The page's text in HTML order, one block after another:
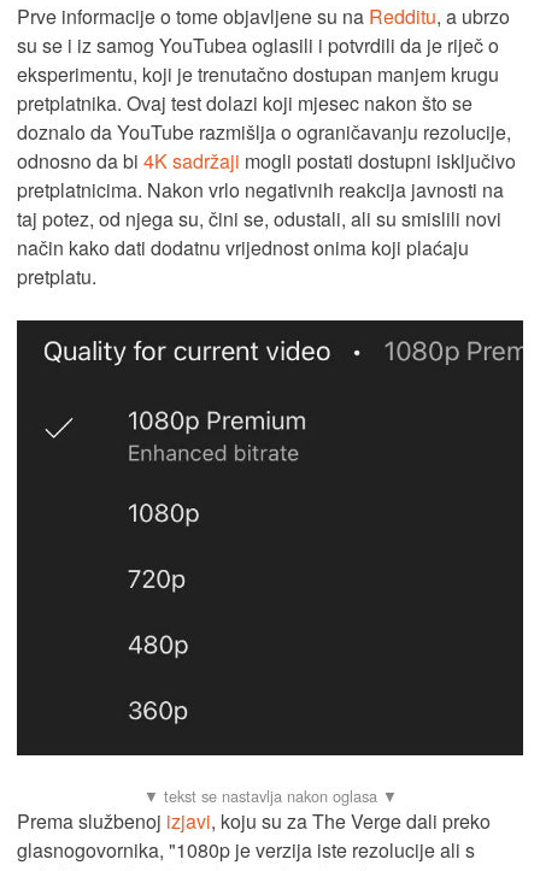
Prve informacije o tome objavljene su na Redditu, a ubrzo
su se i iz samog YouTubea oglasili i potvrdili da je riječ o
eksperimentu, koji je trenutačno dostupan manjem krugu
pretplatnika. Ovaj test dolazi koji mjesec nakon što se
doznalo da YouTube razmišlja o ograničavanju rezolucije,
odnosno da bi 4K sadržaji mogli postati dostupni isključivo
pretplatnicima. Nakon vrlo negativnih reakcija javnosti na
taj potez, od njega su, čini se, odustali, ali su smislili novi
način kako dati dodatnu vrijednost onima koji plaćaju
pretplatu.
Prema službenoj izjavi, koju su za The Verge dali preko
glasnogovornika, "1080p je verzija iste rezolucije ali s